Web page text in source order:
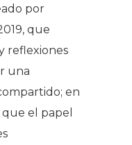
por
que
reflexiones
una
en
el papel